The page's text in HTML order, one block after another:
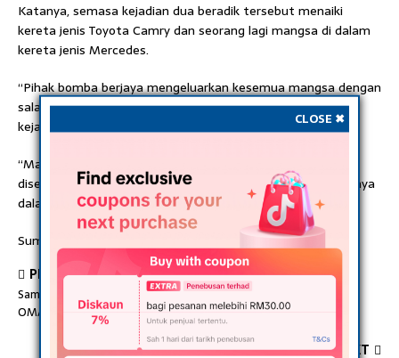
Katanya, semasa kejadian dua beradik tersebut menaiki
kereta jenis Toyota Camry dan seorang lagi mangsa di dalam
kereta jenis Mercedes.
“Pihak bomba berjaya mengeluarkan kesemua mangsa dengan
salah seorang adik beradik itu meninggal dunia di lokasi
kejadian.
“Manakala seorang lagi di Hospital Tanjong Karang dan kes
diserahkan kepada pihak polis untuk tindakan lanjut,” jelasnya
dalam kenyataan hari ini.
Sumber: kosmo/wowberita
PREVIOUS
Sambung Degree & Suka Bagi Motivasi, Kenali Isteri Cantik FIZO
OMAR Bijak & Ada Pakej Lengkap!
NEXT
CLOSE ✖